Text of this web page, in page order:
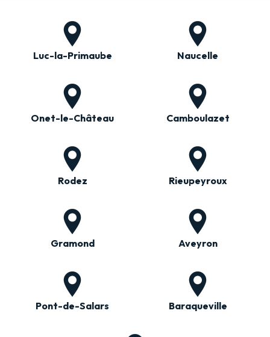
Luc-la-Primaube Naucelle
Onet-le-Château Camboulazet
Rodez Rieupeyroux
Gramond Aveyron
Pont-de-Salars Baraqueville